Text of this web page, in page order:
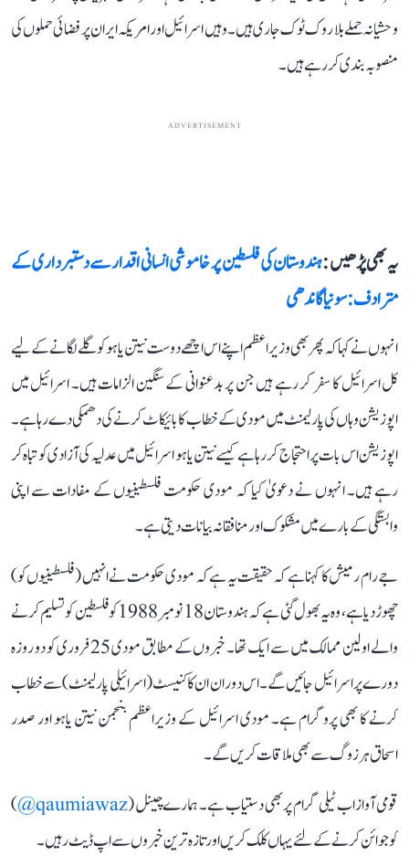
وحشیانہ حملے بلا روک ٹوک جاری ہیں۔ وہیں اسرائیل اور امریکہ ایران پر فضائی حملوں کی
منصوبہ بندی کر رہے ہیں۔
ADVERTISEMENT
یہ بھی پڑھیں :ہندوستان کی فلسطین پر خاموشی انسانی اقدار سے دستبرداری کے
مترادف: سونیا گاندھی
انہوں نے کہا کہ پھر بھی وزیراعظم اپنے اس اچھے دوست نیتن یاہو کو گلے لگانے کے لیے
کل اسرائیل کا سفر کر رہے ہیں جن پر بدعنوانی کے سنگین الزامات ہیں۔ اسرائیل میں
اپوزیشن وہاں کی پارلیمنٹ میں مودی کے خطاب کا بائیکاٹ کرنے کی دھمکی دے رہا ہے۔
اپوزیشن اس بات پر احتجاج کر رہا ہے کیسے نیتن یاہو اسرائیل میں عدلیہ کی آزادی کو تباہ کر
رہے ہیں۔ انہوں نے دعویٰ کیا کہ مودی حکومت فلسطینیوں کے مفادات سے اپنی
وابستگی کے بارے میں مشکوک اور منافقانہ بیانات دیتی ہے۔
جے رام رمیش کا کہنا ہے کہ حقیقت یہ ہے کہ مودی حکومت نے انہیں (فلسطینیوں کو)
چھوڑ دیا ہے، وہ یہ بھول گئی ہے کہ ہندوستان 18 نومبر 1988 کو فلسطین کو تسلیم کرنے
والے اولین ممالک میں سے ایک تھا۔ خبروں کے مطابق مودی 25 فروری کو دو روزہ
دورے پر اسرائیل جائیں گے۔ اس دوران ان کا کنیسٹ (اسرائیلی پارلیمنٹ) سے خطاب
کرنے کا بھی پروگرام ہے۔ مودی اسرائیل کے وزیراعظم بنجمن نیتن یاہو اور صدر
اسحاق ہرزوگ سے بھی ملاقات کریں گے۔
قومی آواز اب ٹیلی گرام پر بھی دستیاب ہے۔ ہمارے چینل (qaumiawaz@
)
کو جوائن کرنے کے لئے یہاں کلک کریں اور تازہ ترین خبروں سے اپ ڈیٹ رہیں۔